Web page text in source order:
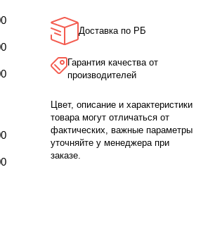
Доставка по РБ
Гарантия качества от
производителей
Цвет, описание и характеристики
товара могут отличаться от
фактических, важные параметры
уточняйте у менеджера при
заказе.